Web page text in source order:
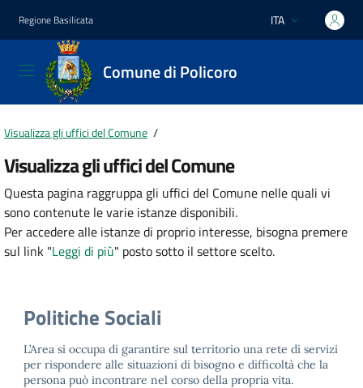
Regione Basilicata Lingua attiva:
ITA
Comune di Policoro
Visualizza gli uffici del Comune /
Visualizza gli uffici del Comune
Questa pagina raggruppa gli uffici del Comune nelle quali vi
sono contenute le varie istanze disponibili.
Per accedere alle istanze di proprio interesse, bisogna premere
sul link "Leggi di più" posto sotto il settore scelto.
Politiche Sociali
L’Area si occupa di garantire sul territorio una rete di servizi
per rispondere alle situazioni di bisogno e difficoltà che la
persona può incontrare nel corso della propria vita.